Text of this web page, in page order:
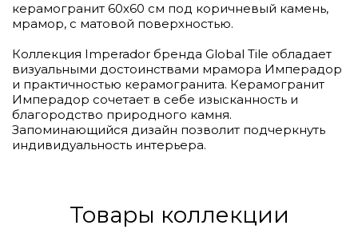
керамогранит 60х60 см под коричневый камень,
мрамор, с матовой поверхностью.
Коллекция Imperador бренда Global Tile обладает
визуальными достоинствами мрамора Имперадор
и практичностью керамогранита. Керамогранит
Имперадор сочетает в себе изысканность и
благородство природного камня.
Запоминающийся дизайн позволит подчеркнуть
индивидуальность интерьера.
Товары коллекции